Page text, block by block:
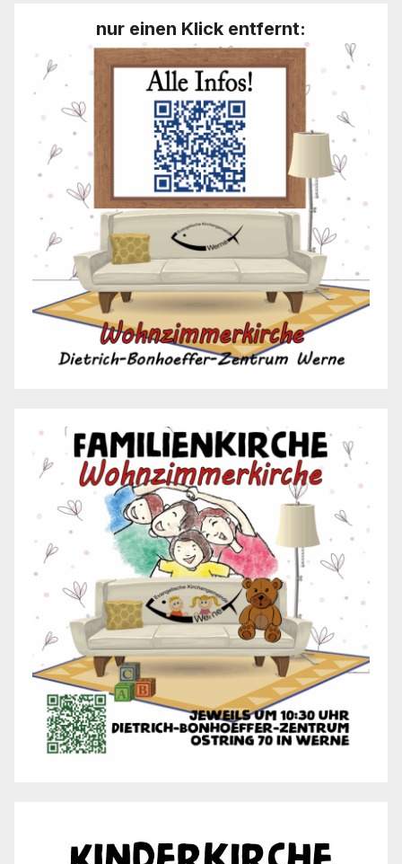
nur einen Klick entfernt: